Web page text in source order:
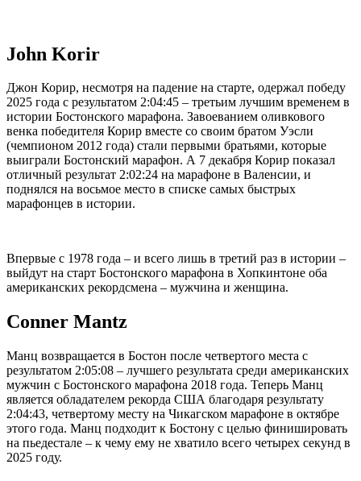
John Korir
Джон Корир, несмотря на падение на старте, одержал победу
2025 года с результатом 2:04:45 – третьим лучшим временем в
истории Бостонского марафона. Завоеванием оливкового
венка победителя Корир вместе со своим братом Уэсли
(чемпионом 2012 года) стали первыми братьями, которые
выиграли Бостонский марафон. А 7 декабря Корир показал
отличный результат 2:02:24 на марафоне в Валенсии, и
поднялся на восьмое место в списке самых быстрых
марафонцев в истории.
Впервые с 1978 года – и всего лишь в третий раз в истории –
выйдут на старт Бостонского марафона в Хопкинтоне оба
американских рекордсмена – мужчина и женщина.
Conner Mantz
Манц возвращается в Бостон после четвертого места с
результатом 2:05:08 – лучшего результата среди американских
мужчин с Бостонского марафона 2018 года. Теперь Манц
является обладателем рекорда США благодаря результату
2:04:43, четвертому месту на Чикагском марафоне в октябре
этого года. Манц подходит к Бостону с целью финишировать
на пьедестале – к чему ему не хватило всего четырех секунд в
2025 году.